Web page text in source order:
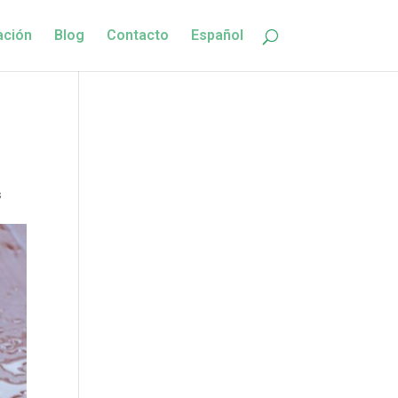
Blog Contacto Español